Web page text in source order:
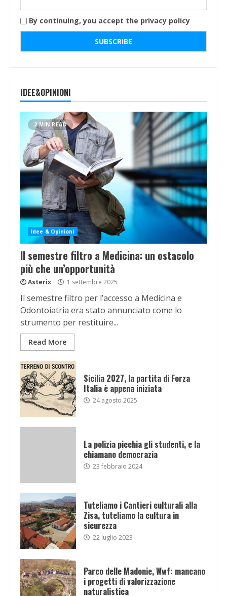
By continuing, you accept the privacy policy
IDEE&OPINIONI
2 MIN READ
Idee & Opinioni
Il semestre filtro a Medicina: un ostacolo
più che un’opportunità
Asterix 1 settembre 2025
Il semestre filtro per l’accesso a Medicina e
Odontoiatria era stato annunciato come lo
strumento per restituire...
Read More
Sicilia 2027, la partita di Forza
Italia è appena iniziata
24 agosto 2025
La polizia picchia gli studenti, e la
chiamano democrazia
23 febbraio 2024
Tuteliamo i Cantieri culturali alla
Zisa, tuteliamo la cultura in
sicurezza
22 luglio 2023
Parco delle Madonie, Wwf: mancano
i progetti di valorizzazione
naturalistica